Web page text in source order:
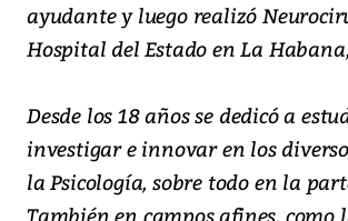
ayudante y luego realizó
Hospital del Estado en La
Desde los 18 años se dedicó a
investigar e innovar en los
la Psicología, sobre todo en la
También en campos afines, como